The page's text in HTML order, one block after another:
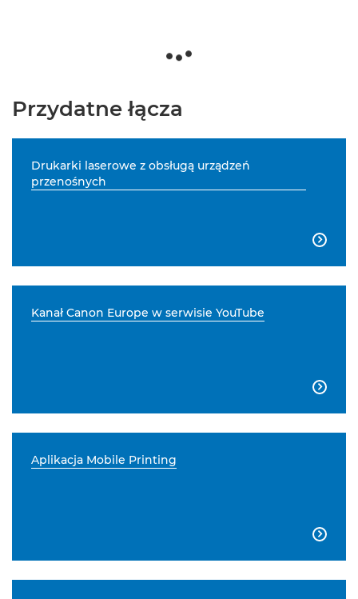
Przydatne łącza
Drukarki laserowe z obsługą urządzeń
przenośnych

Kanał Canon Europe w serwisie YouTube

Aplikacja Mobile Printing
